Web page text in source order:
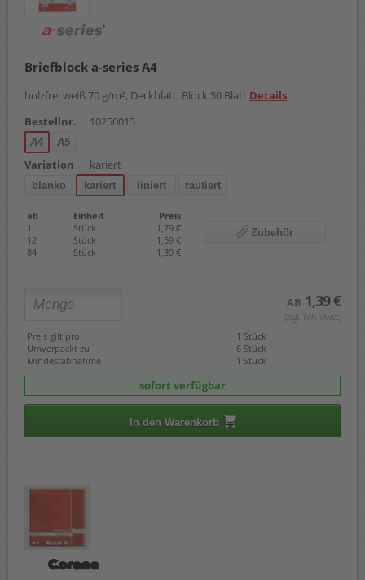
Briefblock a-series A4
holzfrei weiß 70 g/m², Deckblatt, Block 50 Blatt Details
Bestellnr.
10250015
A4 A5
Variation kariert
blanko kariert liniert rautiert
ab Einheit
Preis
1
Stück
1,79 €
12
Stück
1,59 €
84
Stück 1,39 €
Zubehör
AB 1,39 €
(zzgl. 19% Mwst.)
Preis gilt pro
1 Stück
Umverpackt zu
6 Stück
Mindestabnahme
1 Stück
sofort verfügbar
In den Warenkorb